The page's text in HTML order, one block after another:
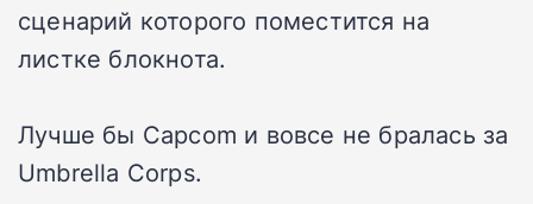
сценарий которого поместится на
листке блокнота.
Лучше бы Capcom и вовсе не бралась за
Umbrella Corps.